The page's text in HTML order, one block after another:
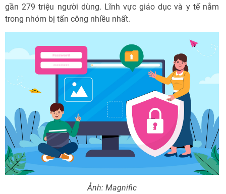
gần 279 triệu người dùng. Lĩnh vực giáo dục và y tế nằm
trong nhóm bị tấn công nhiều nhất.
Ảnh: Magnific